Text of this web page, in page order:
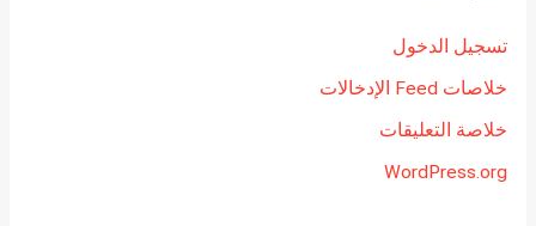
تسجيل الدخول
خلاصات Feed الإدخالات
خلاصة التعليقات
WordPress.org